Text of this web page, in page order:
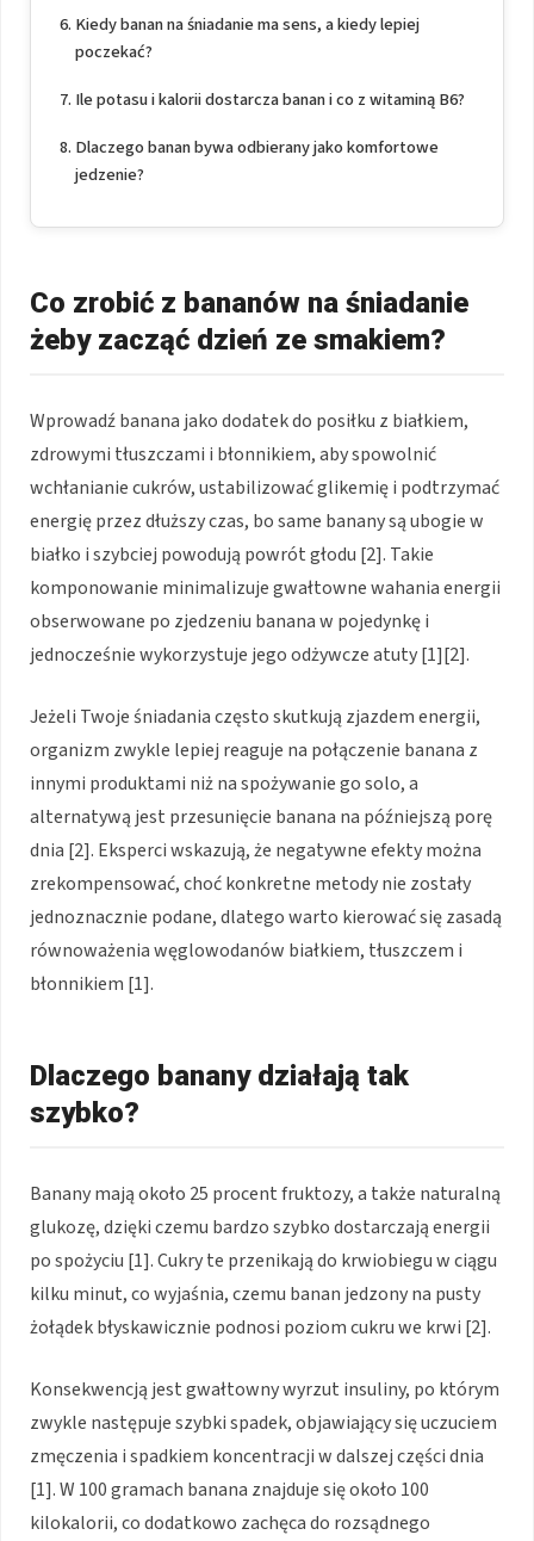
Kiedy banan na śniadanie ma sens, a kiedy lepiej
poczekać?
Ile potasu i kalorii dostarcza banan i co z witaminą B6?
Dlaczego banan bywa odbierany jako komfortowe
jedzenie?
Co zrobić z bananów na śniadanie
żeby zacząć dzień ze smakiem?
Wprowadź banana jako dodatek do posiłku z białkiem,
zdrowymi tłuszczami i błonnikiem, aby spowolnić
wchłanianie cukrów, ustabilizować glikemię i podtrzymać
energię przez dłuższy czas, bo same banany są ubogie w
białko i szybciej powodują powrót głodu [2]. Takie
komponowanie minimalizuje gwałtowne wahania energii
obserwowane po zjedzeniu banana w pojedynkę i
jednocześnie wykorzystuje jego odżywcze atuty [1][2].
Jeżeli Twoje śniadania często skutkują zjazdem energii,
organizm zwykle lepiej reaguje na połączenie banana z
innymi produktami niż na spożywanie go solo, a
alternatywą jest przesunięcie banana na późniejszą porę
dnia [2]. Eksperci wskazują, że negatywne efekty można
zrekompensować, choć konkretne metody nie zostały
jednoznacznie podane, dlatego warto kierować się zasadą
równoważenia węglowodanów białkiem, tłuszczem i
błonnikiem [1].
Dlaczego banany działają tak
szybko?
Banany mają około 25 procent fruktozy, a także naturalną
glukozę, dzięki czemu bardzo szybko dostarczają energii
po spożyciu [1]. Cukry te przenikają do krwiobiegu w ciągu
kilku minut, co wyjaśnia, czemu banan jedzony na pusty
żołądek błyskawicznie podnosi poziom cukru we krwi [2].
Konsekwencją jest gwałtowny wyrzut insuliny, po którym
zwykle następuje szybki spadek, objawiający się uczuciem
zmęczenia i spadkiem koncentracji w dalszej części dnia
[1]. W 100 gramach banana znajduje się około 100
kilokalorii, co dodatkowo zachęca do rozsądnego